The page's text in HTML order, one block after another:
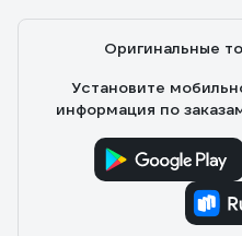
Оригинальные
Установите
информация по